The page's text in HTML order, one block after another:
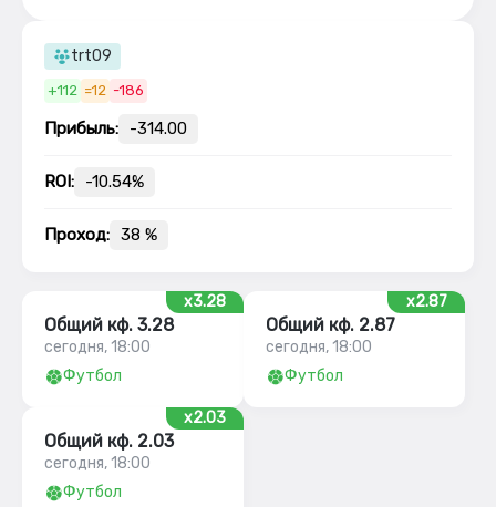
trt09
+112 =12 -186
Прибыль: -314.00
ROI: -10.54%
Проход: 38 %
x3.28
Общий кф. 3.28
сегодня, 18:00
Футбол
x2.87
Общий кф. 2.87
сегодня, 18:00
Футбол
x2.03
Общий кф. 2.03
сегодня, 18:00
Футбол